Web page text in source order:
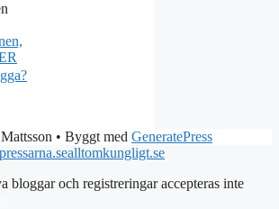
• Byggt med GeneratePress
alltomkungligt.se
bloggar och registreringar accepteras inte